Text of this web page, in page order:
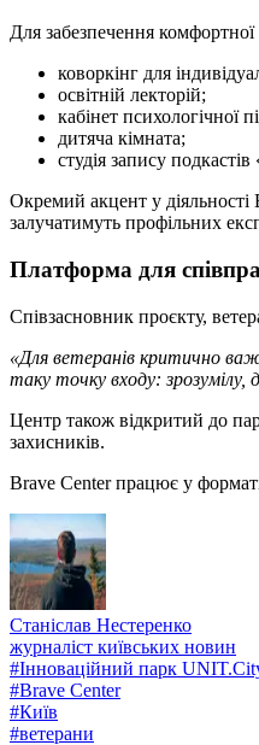
Для забезпечення
коворкінг для
освітній лекторій;
кабінет психологічної
дитяча кімната;
студія запису
Окремий акцент у діяльності
залучатимуть профільних
Платформа для
Співзасновник проєкту,
«Для ветеранів критично
таку точку входу: зрозумілу,
Центр також відкритий до
захисників.
Brave Center працює у
Станіслав Нестеренко
журналіст київських новин
#Інноваційний парк
#Brave Center
#Київ
#ветерани